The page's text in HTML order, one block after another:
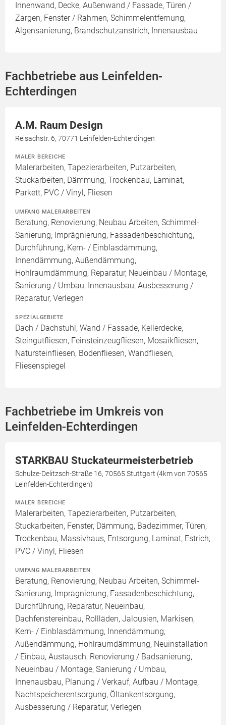
Innenwand, Decke, Außenwand / Fassade, Türen /
Zargen, Fenster / Rahmen, Schimmelentfernung,
Algensanierung, Brandschutzanstrich, Innenausbau
Fachbetriebe aus Leinfelden-
Echterdingen
A.M. Raum Design
Reisachstr. 6, 70771 Leinfelden-Echterdingen
MALER BEREICHE
Malerarbeiten, Tapezierarbeiten, Putzarbeiten,
Stuckarbeiten, Dämmung, Trockenbau, Laminat,
Parkett, PVC / Vinyl, Fliesen
UMFANG MALERARBEITEN
Beratung, Renovierung, Neubau Arbeiten, Schimmel-
Sanierung, Imprägnierung, Fassadenbeschichtung,
Durchführung, Kern- / Einblasdämmung,
Innendämmung, Außendämmung,
Hohlraumdämmung, Reparatur, Neueinbau / Montage,
Sanierung / Umbau, Innenausbau, Ausbesserung /
Reparatur, Verlegen
SPEZIALGEBIETE
Dach / Dachstuhl, Wand / Fassade, Kellerdecke,
Steingutfliesen, Feinsteinzeugfliesen, Mosaikfliesen,
Natursteinfliesen, Bodenfliesen, Wandfliesen,
Fliesenspiegel
Fachbetriebe im Umkreis von
Leinfelden-Echterdingen
STARKBAU Stuckateurmeisterbetrieb
Schulze-Delitzsch-Straße 16, 70565 Stuttgart (4km von 70565
Leinfelden-Echterdingen)
MALER BEREICHE
Malerarbeiten, Tapezierarbeiten, Putzarbeiten,
Stuckarbeiten, Fenster, Dämmung, Badezimmer, Türen,
Trockenbau, Massivhaus, Entsorgung, Laminat, Estrich,
PVC / Vinyl, Fliesen
UMFANG MALERARBEITEN
Beratung, Renovierung, Neubau Arbeiten, Schimmel-
Sanierung, Imprägnierung, Fassadenbeschichtung,
Durchführung, Reparatur, Neueinbau,
Dachfenstereinbau, Rollläden, Jalousien, Markisen,
Kern- / Einblasdämmung, Innendämmung,
Außendämmung, Hohlraumdämmung, Neuinstallation
/ Einbau, Austausch, Renovierung / Badsanierung,
Neueinbau / Montage, Sanierung / Umbau,
Innenausbau, Planung / Verkauf, Aufbau / Montage,
Nachtspeicherentsorgung, Öltankentsorgung,
Ausbesserung / Reparatur, Verlegen